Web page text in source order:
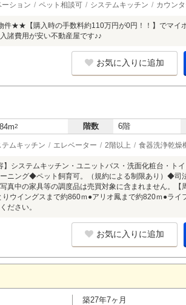
ーション ペット相談可 システムキッチン カウン
★★【購入時の手数料約110万円が0円！！】でマ
諸費用が安い不動産屋です♪♪
お気に入りに追加
2 階数 6階
テムキッチン エレベーター 2階以上 食器洗浄乾燥
】システムキッチン・ユニットバス・洗面化粧台・ト
ニング◆ペット飼育可。（規約による制限あり）◆司
真中の家具等の調度品は売買対象に含まれません。
ウイングスまで約860ｍ●アリオ鳳まで約820ｍ●ライ
ださい。
お気に入りに追加
築27年7ヶ月